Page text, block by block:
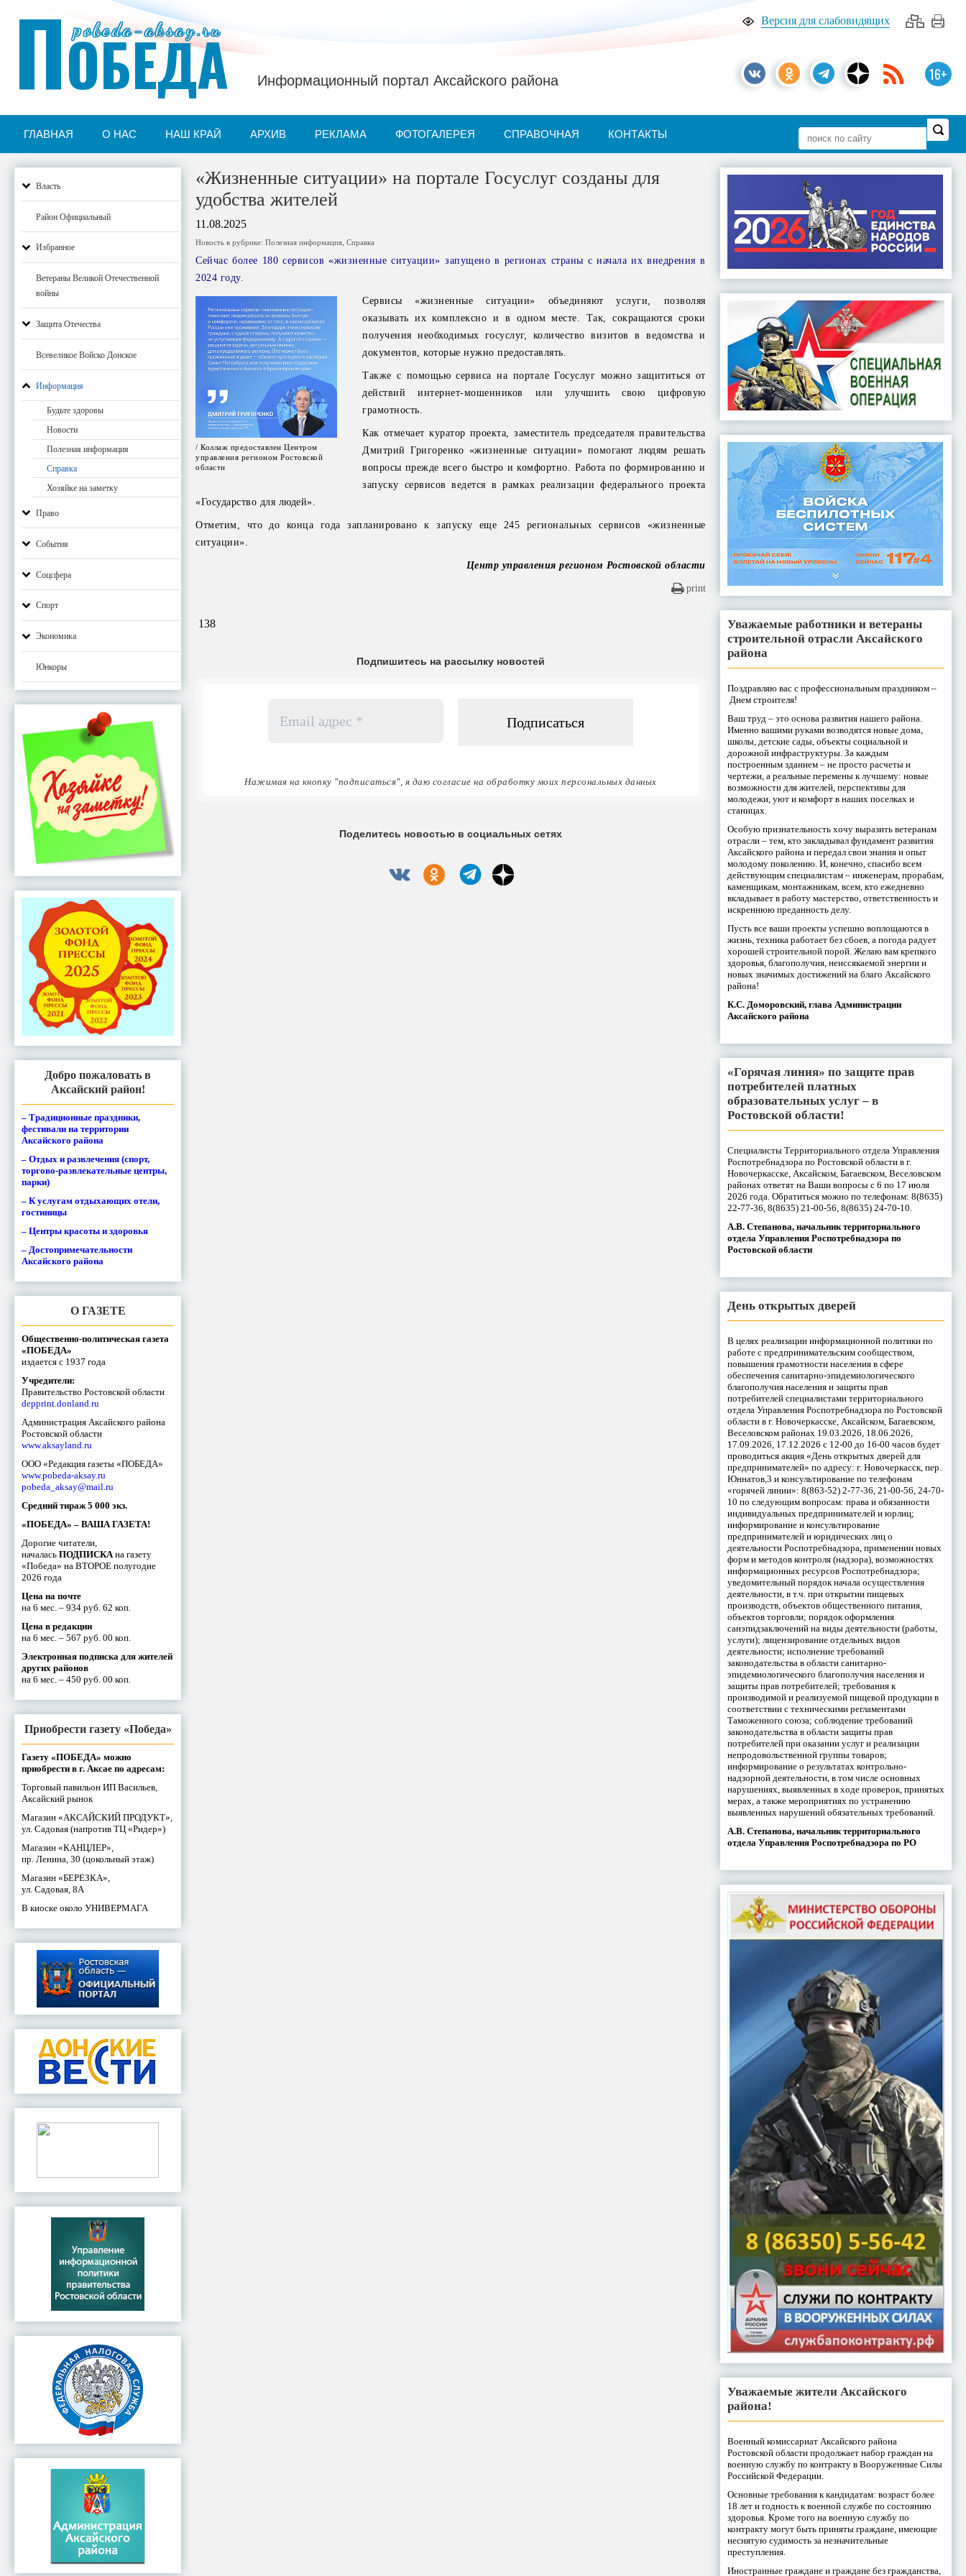
Версия для слабовидящих
16+
pobeda-aksay.ru
ПОБЕДА Информационный портал Аксайского района
ГЛАВНАЯ О НАС НАШ КРАЙ АРХИВ РЕКЛАМА ФОТОГАЛЕРЕЯ СПРАВОЧНАЯ КОНТАКТЫ
Власть
Район Официальный
Избранное
Ветераны Великой Отечественной
войны
Защита Отечества
Всевеликое Войско Донское
Информация
Будьте здоровы
Новости
Полезная информация
Справка
Хозяйке на заметку
Право
События
Соцсфера
Спорт
Экономика
Юнкоры
Добро пожаловать в
Аксайский район!
– Традиционные праздники,
фестивали на территории
Аксайского района
– Отдых и развлечения (спорт,
торгово-развлекательные центры,
парки)
– К услугам отдыхающих отели,
гостиницы
– Центры красоты и здоровья
– Достопримечательности
Аксайского района
О ГАЗЕТЕ
Общественно-политическая газета
«ПОБЕДА»
издается с 1937 года
Учредители:
Правительство Ростовской области
depprint.donland.ru
Администрация Аксайского района
Ростовской области
www.aksayland.ru
ООО «Редакция газеты «ПОБЕДА»
www.pobeda-aksay.ru
pobeda_aksay@mail.ru
Средний тираж 5 000 экз.
«ПОБЕДА» – ВАША ГАЗЕТА!
Дорогие читатели,
началась ПОДПИСКАна газету
«Победа» на ВТОРОЕ полугодие
2026 года
Цена на почте
на 6 мес. – 934 руб. 62 коп.
Цена в редакции
на 6 мес. – 567 руб. 00 коп.
Электронная подписка для жителей
других районов
на 6 мес. – 450 руб. 00 коп.
Приобрести газету «Победа»
Газету «ПОБЕДА» можно
приобрести в г. Аксае по адресам:
Торговый павильон ИП Васильев,
Аксайский рынок
Магазин «АКСАЙСКИЙ ПРОДУКТ»,
ул. Садовая (напротив ТЦ «Ридер»)
Магазин «КАНЦЛЕР»,
пр. Ленина, 30 (цокольный этаж)
Магазин «БЕРЕЗКА»,
ул. Садовая, 8А
В киоске около УНИВЕРМАГА
«Жизненные ситуации» на портале Госуслуг созданы для
удобства жителей
11.08.2025
Новость в рубрике:Полезная информация ,Справка
Сейчас более 180 сервисов «жизненные ситуации» запущено в регионах страны с начала их внедрения в
2024 году.
/ Коллаж предоставлен Центром
управления регионом Ростовской
области
Сервисы «жизненные ситуации» объединяют услуги, позволяя
оказывать их комплексно и в одном месте. Так, сокращаются сроки
получения необходимых госуслуг, количество визитов в ведомства и
документов, которые нужно предоставлять.
Также с помощью сервиса на портале Госуслуг можно защититься от
действий интернет-мошенников или улучшить свою цифровую
грамотность.
Как отмечает куратор проекта, заместитель председателя правительства
Дмитрий Григоренко «жизненные ситуации» помогают людям решать
вопросы прежде всего быстро и комфортно. Работа по формированию и
запуску сервисов ведется в рамках реализации федерального проекта
«Государство для людей».
Отметим, что до конца года запланировано к запуску еще 245 региональных сервисов «жизненные
ситуации».
Центр управления регионом Ростовской области
print
138
Подпишитесь на рассылку новостей
адрес
Нажимая на кнопку "подписаться", я даю согласие на обработку моих персональных данных
Поделитесь новостью в социальных сетях
Уважаемые работники и ветераны
строительной отрасли Аксайского
района
Поздравляю вас с профессиональным праздником –
Днем строителя!
Ваш труд – это основа развития нашего района.
Именно вашими руками возводятся новые дома,
школы, детские сады, объекты социальной и
дорожной инфраструктуры. За каждым
построенным зданием – не просто расчеты и
чертежи, а реальные перемены к лучшему: новые
возможности для жителей, перспективы для
молодежи, уют и комфорт в наших поселках и
станицах.
Особую признательность хочу выразить ветеранам
отрасли – тем, кто закладывал фундамент развития
Аксайского района и передал свои знания и опыт
молодому поколению. И, конечно, спасибо всем
действующим специалистам – инженерам, прорабам,
каменщикам, монтажникам, всем, кто ежедневно
вкладывает в работу мастерство, ответственность и
искреннюю преданность делу.
Пусть все ваши проекты успешно воплощаются в
жизнь, техника работает без сбоев, а погода радует
хорошей строительной порой. Желаю вам крепкого
здоровья, благополучия, неиссякаемой энергии и
новых значимых достижений на благо Аксайского
района!
К.С. Доморовский, глава Администрации
Аксайского района
«Горячая линия» по защите прав
потребителей платных
образовательных услуг – в
Ростовской области!
Специалисты Территориального отдела Управления
Роспотребнадзора по Ростовской области в г.
Новочеркасске, Аксайском, Багаевском, Веселовском
районах ответят на Ваши вопросы с 6 по 17 июля
2026 года. Обратиться можно по телефонам: 8(8635)
22-77-36, 8(8635) 21-00-56, 8(8635) 24-70-10.
А.В. Степанова, начальник территориального
отдела Управления Роспотребнадзора по
Ростовской области
День открытых дверей
В целях реализации информационной политики по
работе с предпринимательским сообществом,
повышения грамотности населения в сфере
обеспечения санитарно-эпидемиологического
благополучия населения и защиты прав
потребителей специалистами территориального
отдела Управления Роспотребнадзора по Ростовской
области в г. Новочеркасске, Аксайском, Багаевском,
Веселовском районах 19.03.2026, 18.06.2026,
17.09.2026, 17.12.2026 с 12-00 до 16-00 часов будет
проводиться акция «День открытых дверей для
предпринимателей» по адресу: г. Новочеркасск, пер.
Юннатов,3 и консультирование по телефонам
«горячей линии»: 8(863-52) 2-77-36, 21-00-56, 24-70-
10 по следующим вопросам: права и обязанности
индивидуальных предпринимателей и юрлиц;
информирование и консультирование
предпринимателей и юридических лиц о
деятельности Роспотребнадзора, применении новых
форм и методов контроля (надзора), возможностях
информационных ресурсов Роспотребнадзора;
уведомительный порядок начала осуществления
деятельности, в т.ч. при открытии пищевых
производств, объектов общественного питания,
объектов торговли; порядок оформления
санэпидзаключений на виды деятельности (работы,
услуги); лицензирование отдельных видов
деятельности; исполнение требований
законодательства в области санитарно-
эпидемиологического благополучия населения и
защиты прав потребителей; требования к
производимой и реализуемой пищевой продукции в
соответствии с техническими регламентами
Таможенного союза; соблюдение требований
законодательства в области защиты прав
потребителей при оказании услуг и реализации
непродовольственной группы товаров;
информирование о результатах контрольно-
надзорной деятельности, в том числе основных
нарушениях, выявленных в ходе проверок, принятых
мерах, а также мероприятиях по устранению
выявленных нарушений обязательных требований.
А.В. Степанова, начальник территориального
отдела Управления Роспотребнадзора по РО
Уважаемые жители Аксайского
района!
Военный комиссариат Аксайского района
Ростовской области продолжает набор граждан на
военную службу по контракту в Вооруженные Силы
Российской Федерации.
Основные требования к кандидатам: возраст более
18 лет и годность к военной службе по состоянию
здоровья. Кроме того на военную службу по
контракту могут быть приняты граждане, имеющие
неснятую судимость за незначительные
преступления.
Иностранные граждане и граждане без гражданства,